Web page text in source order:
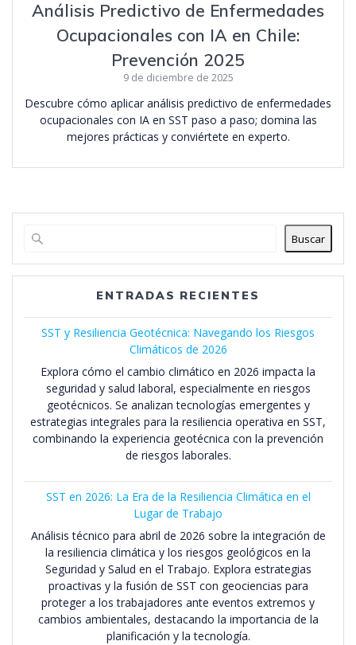
Análisis Predictivo de Enfermedades
Ocupacionales con IA en Chile:
Prevención 2025
9 de diciembre de 2025
Descubre cómo aplicar análisis predictivo de enfermedades
ocupacionales con IA en SST paso a paso; domina las
mejores prácticas y conviértete en experto.
Buscar
ENTRADAS RECIENTES
SST y Resiliencia Geotécnica: Navegando los Riesgos
Climáticos de 2026
Explora cómo el cambio climático en 2026 impacta la
seguridad y salud laboral, especialmente en riesgos
geotécnicos. Se analizan tecnologías emergentes y
estrategias integrales para la resiliencia operativa en SST,
combinando la experiencia geotécnica con la prevención
de riesgos laborales.
SST en 2026: La Era de la Resiliencia Climática en el
Lugar de Trabajo
Análisis técnico para abril de 2026 sobre la integración de
la resiliencia climática y los riesgos geológicos en la
Seguridad y Salud en el Trabajo. Explora estrategias
proactivas y la fusión de SST con geociencias para
proteger a los trabajadores ante eventos extremos y
cambios ambientales, destacando la importancia de la
planificación y la tecnología.